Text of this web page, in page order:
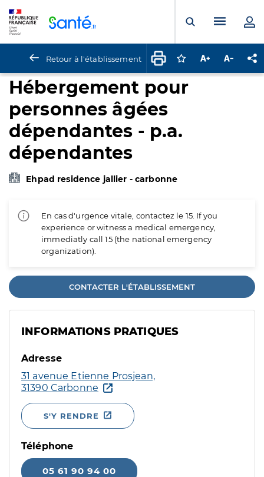
Ouvrir laMenu
Retour à l'établissement Connectez-vous
Augmenter la
Hébergement pour
personnes âgées
dépendantes - p.a.
dépendantes
Ehpad residence jallier - carbonne
En cas d'urgence vitale, contactez le 15. If you
experience or witness a medical emergency,
immediatly call 15 (the national emergency
organization).
CONTACTER L'ÉTABLISSEMENT
INFORMATIONS PRATIQUES
Adresse
31 avenue Etienne Prosjean,
31390 Carbonne
S'Y RENDRE
Téléphone
05 61 90 94 00